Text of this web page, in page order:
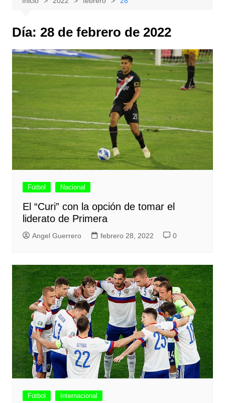
Día: 28 de febrero de 2022
Fútbol Nacional
El “Curi” con la opción de tomar el
liderato de Primera
Angel Guerrero febrero 28, 2022 0
Fútbol Internacional